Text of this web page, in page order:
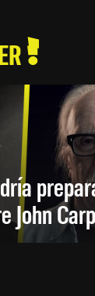
John